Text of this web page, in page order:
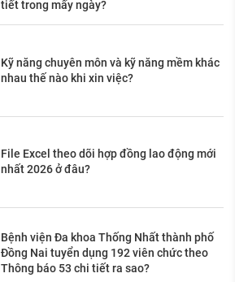
tiết trong mấy ngày?
Kỹ năng chuyên môn và kỹ năng mềm khác
nhau thế nào khi xin việc?
File Excel theo dõi hợp đồng lao động mới
nhất 2026 ở đâu?
Bệnh viện Đa khoa Thống Nhất thành phố
Đồng Nai tuyển dụng 192 viên chức theo
Thông báo 53 chi tiết ra sao?